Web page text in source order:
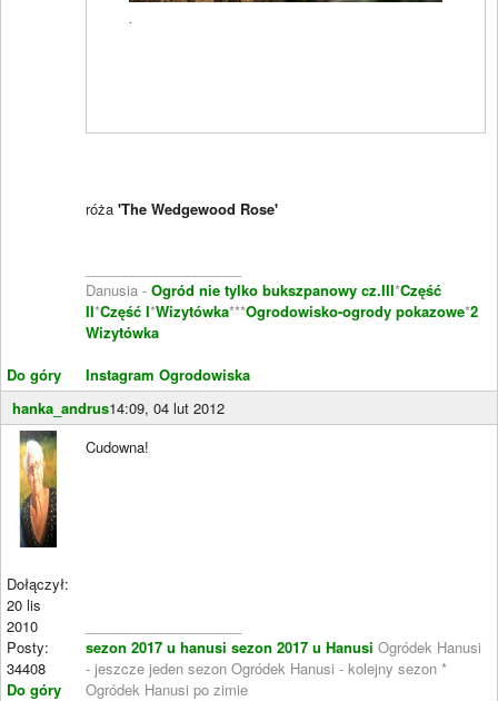
Do góry
.
róża 'The Wedgewood Rose'
Danusia - Ogród nie tylko bukszpanowy cz.III*Część
II*Część I*Wizytówka***Ogrodowisko-ogrody pokazowe*2
Wizytówka
Instagram Ogrodowiska
hanka_andrus14:09, 04 lut 2012
Dołączył:
20 lis
2010
Posty:
34408
Do góry
Cudowna!
sezon 2017 u hanusi sezon 2017 u Hanusi Ogródek Hanusi
- jeszcze jeden sezon Ogródek Hanusi - kolejny sezon *
Ogródek Hanusi po zimie